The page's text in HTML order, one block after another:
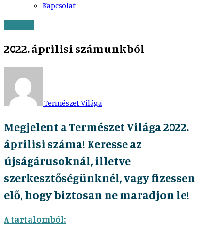
Kapcsolat
2022. áprilisi számunkból
Természet Világa
Megjelent a Természet Világa 2022.
áprilisi száma! Keresse az
újságárusoknál, illetve
szerkesztőségünknél, vagy fizessen
elő, hogy biztosan ne maradjon le!
A tartalomból: